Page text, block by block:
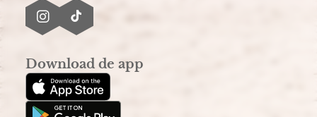
I
t
a
g
T
T
o
k
Download de app